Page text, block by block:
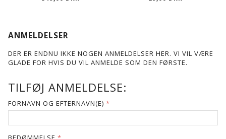
ANMELDELSER
DER ER ENDNU IKKE NOGEN ANMELDELSER HER. VI VIL VÆRE
GLADE FOR HVIS DU VIL ANMELDE SOM DEN FØRSTE.
TILFØJ ANMELDELSE:
FORNAVN OG EFTERNAVN(E)